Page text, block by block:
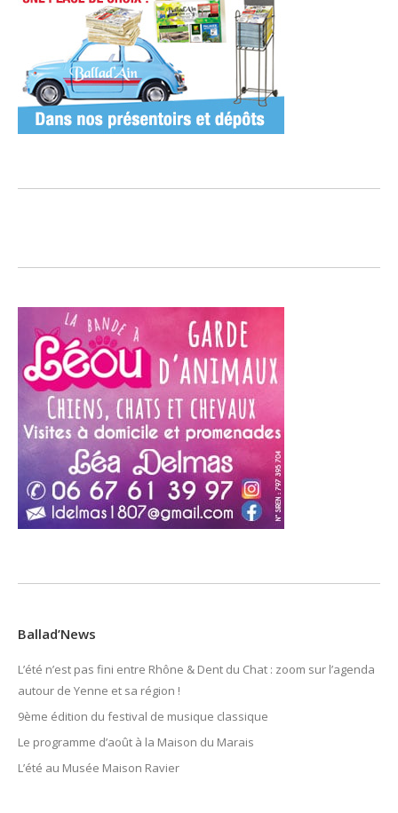
Ballad’News
L’été n’est pas fini entre Rhône & Dent du Chat : zoom sur l’agenda
autour de Yenne et sa région !
9ème édition du festival de musique classique
Le programme d’août à la Maison du Marais
L’été au Musée Maison Ravier